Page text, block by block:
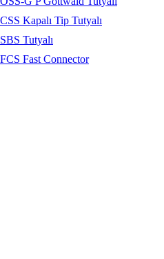
CSS Kapalı Tip Tutyalı
SBS Tutyalı
FCS Fast Connector